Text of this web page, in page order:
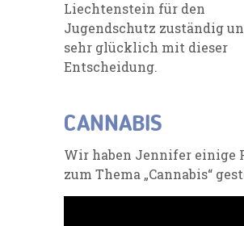
Liechtenstein für den
Jugendschutz zuständig
sehr glücklich mit dieser
Entscheidung.
CANNABIS
Wir haben Jennifer einige
zum Thema „Cannabis“